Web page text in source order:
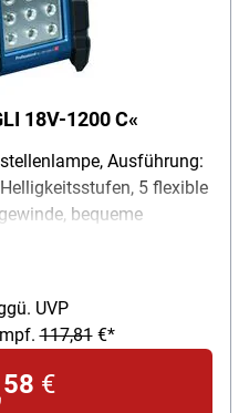
18V-1200 C«
Ausführung:
5 flexible
bequeme
14,4-18 V,
Akkulaufzeit: 130
260/143/265 mm,
Lieferung ohne Akku
UVP
117,81€*
58 €